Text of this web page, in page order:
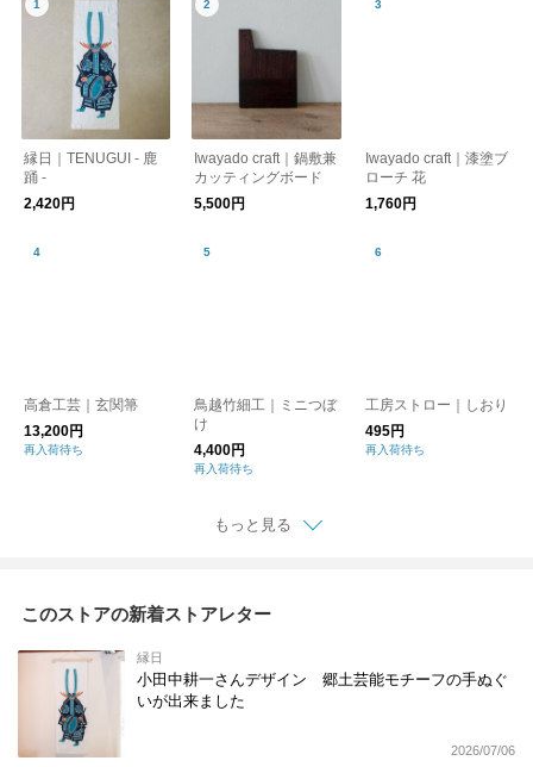
縁日｜TENUGUI - 鹿
踊 -
2,420円
Iwayado craft｜鍋敷兼
カッティングボード
5,500円
Iwayado craft｜漆塗ブ
ローチ 花
1,760円
高倉工芸｜玄関箒
13,200円
再入荷待ち
鳥越竹細工｜ミニつぼ
け
4,400円
再入荷待ち
工房ストロー｜しおり
495円
再入荷待ち
もっと見る
このストアの新着ストアレター
縁日
小田中耕一さんデザイン 郷土芸能モチーフの手ぬぐ
いが出来ました
2026/07/06